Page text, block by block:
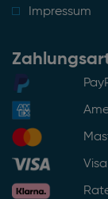
Impressum
Visa